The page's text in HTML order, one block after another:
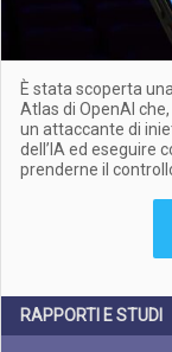
È stata scoperta
Atlas di OpenAI
un attaccante di
dell’IA ed eseguire
prenderne il
RAPPORTI E STUDI